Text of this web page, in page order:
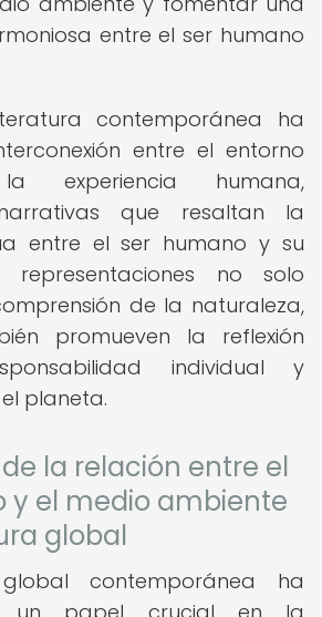
entre el ser humano
contemporánea ha
entre el entorno
experiencia humana,
que resaltan la
entre el ser humano y su
representaciones no solo
de la naturaleza,
promueven la reflexión
individual y
planeta.
la relación entre el
y el medio ambiente
global
contemporánea ha